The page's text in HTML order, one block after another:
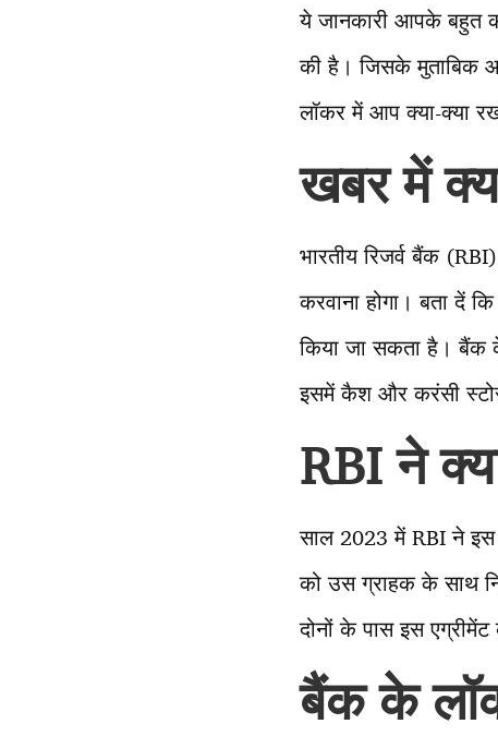
ये जानकारी आपके बहुत
की है। जिसके मुताबिक
लॉकर में आप क्या-क्या
खबर में
भारतीय रिजर्व बैंक
करवाना होगा। बता दें
किया जा सकता है। बैंक
इसमें कैश और करंसी
RBI ने
साल 2023 में RBI ने इस
को उस ग्राहक के साथ
दोनों के पास इस
बैंक के